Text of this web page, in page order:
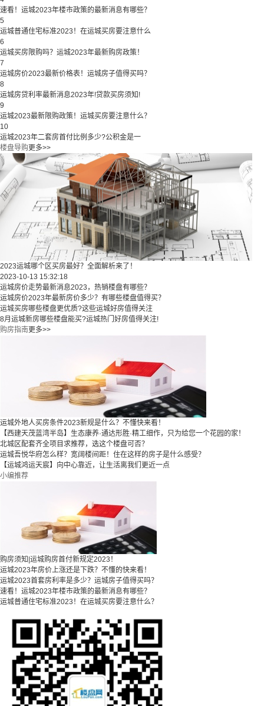
速看！运城2023年楼市政策的最新消息有哪些？
5
运城普通住宅标准2023！在运城买房要注意什么
6
运城买房限购吗？运城2023年最新购房政策！
7
运城房价2023最新价格表！运城房子值得买吗？
8
运城房贷利率最新消息2023年!贷款买房须知!
9
运城2023最新限购政策！运城买房要注意什么？
10
运城2023年二套房首付比例多少?公积金是一
楼盘导购更多>>
2023运城哪个区买房最好？全面解析来了！
2023-10-13 15:32:18
运城房价走势最新消息2023，热销楼盘有哪些？
运城房价2023年最新房价多少？有哪些楼盘值得买？
运城买房哪些楼盘更优质?这些运城好房值得关注
8月运城新房哪些楼盘能买?运城热门好房值得关注!
购房指南更多>>
运城外地人买房条件2023新规是什么？不懂快来看！
【西建天茂蓝湾半岛】生态康养·通达形胜·精工细作，只为给您一个花园的家！
北城区配套齐全项目求推荐，选这个楼盘可否？
运城吾悦华府怎么样？宽阔楼间距！住在这样的房子是什么感受？
【运城鸿运天宸】向中心靠近，让生活离我们更近一点
小编推荐
购房须知|运城购房首付新规定2023！
运城2023年房价上涨还是下跌？不懂的快来看！
运城2023首套房利率是多少？运城房子值得买吗？
速看！运城2023年楼市政策的最新消息有哪些？
运城普通住宅标准2023！在运城买房要注意什么？